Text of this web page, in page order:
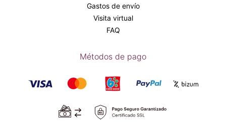
Gastos de envío
Visita virtual
FAQ
Métodos de pago